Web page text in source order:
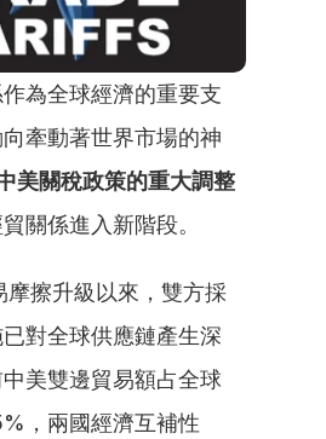
為全球經濟的重要支
牽動著世界市場的神
美關稅政策的重大調整
關係進入新階段。
摩擦升級以來，雙方採
對全球供應鏈產生深
美雙邊貿易額占全球
，兩國經濟互補性